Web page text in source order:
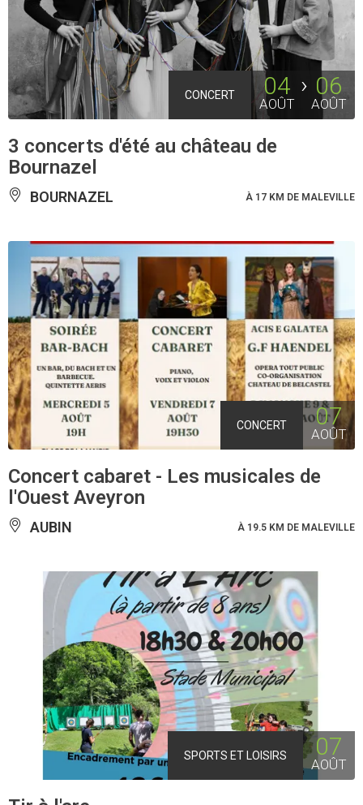
CONCERT 04
AOÛT
06
AOÛT
3 concerts d'été au château de
Bournazel
BOURNAZEL À 17 KM DE MALEVILLE
CONCERT 07
AOÛT
Concert cabaret - Les musicales de
l'Ouest Aveyron
AUBIN À 19.5 KM DE MALEVILLE
SPORTS ET LOISIRS 07
AOÛT